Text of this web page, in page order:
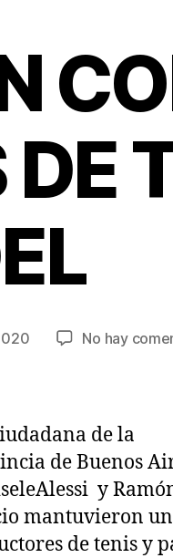
DE
No hay
de la
de Buenos
y
mantuvieron un
de tenis y